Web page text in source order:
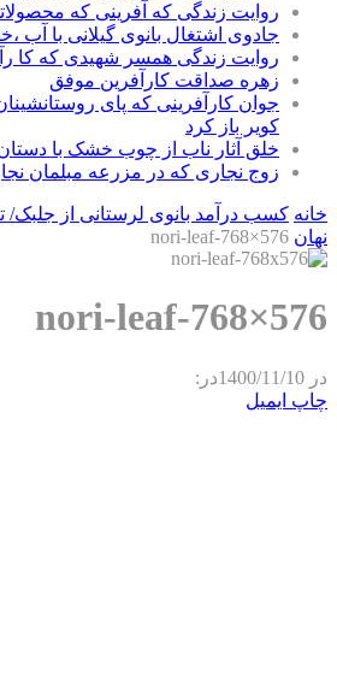
روایت زندگی که آفرینی که
جادوی اشتغال بانوی گیلانی با آب
روایت زندگی همسر شهیدی که کا
زهره صداقت کارآفرین موفق
جوان کارآفرینی که پای
کویر باز کرد
خلق آثار ناب از چوب خشک با دستان
زوج نجاری که در مزرعه مبلمان
خانه کسب درآمد بانوی لرستانی از جلبک/
نهان nori-leaf-768×576
nori-leaf-768×576
در 1400/11/10در:
چاپ ایمیل